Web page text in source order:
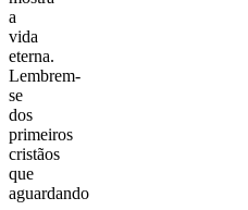
a
vida
eterna.
Lembrem-
se
dos
primeiros
cristãos
que
aguardando